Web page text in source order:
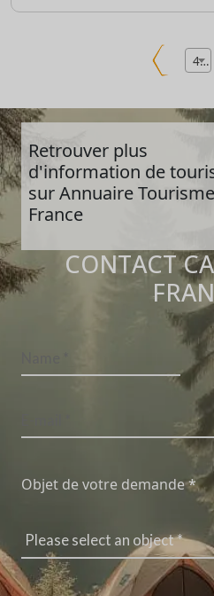
4
Retrouver plus
d'information de
sur Annuaire Tourisme
France
CONTACT
Objet de votre demande *